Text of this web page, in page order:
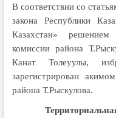
В соответствии со
закона Республики
Казахстан» решением
комиссии района
Канат Толеуулы,
зарегистрирован
района Т.Рыскулова.